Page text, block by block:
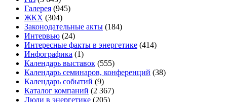
Галерея (945)
ЖКХ (304)
Законодательные акты (184)
Интервью (24)
Интересные факты в энергетике (414)
Инфографика (1)
Календарь выставок (555)
Календарь семинаров, конференций (38)
Календарь событий (9)
Каталог компаний (2 367)
Люди в энергетике (205)